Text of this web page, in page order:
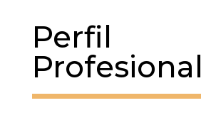
Perfil
Profesional